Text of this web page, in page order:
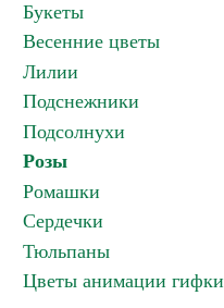
Букеты
Весенние цветы
Лилии
Подснежники
Подсолнухи
Розы
Ромашки
Сердечки
Тюльпаны
Цветы анимации гифки